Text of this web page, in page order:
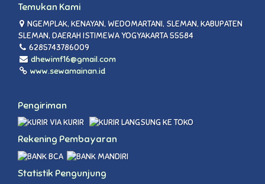
Temukan Kami
NGEMPLAK, KENAYAN, WEDOMARTANI, SLEMAN, KABUPATEN
SLEMAN, DAERAH ISTIMEWA YOGYAKARTA 55584
6285743786009
dhewimf16@gmail.com
www.sewamainan.id
Pengiriman
VIA KURIR LANGSUNG KE TOKO
Rekening Pembayaran
Statistik Pengunjung